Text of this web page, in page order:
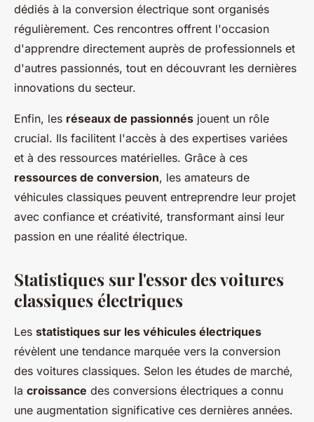
dédiés à la conversion électrique sont organisés
régulièrement. Ces rencontres offrent l'occasion
d'apprendre directement auprès de professionnels et
d'autres passionnés, tout en découvrant les dernières
innovations du secteur.
Enfin, les réseaux de passionnés jouent un rôle
crucial. Ils facilitent l'accès à des expertises variées
et à des ressources matérielles. Grâce à ces
ressources de conversion, les amateurs de
véhicules classiques peuvent entreprendre leur projet
avec confiance et créativité, transformant ainsi leur
passion en une réalité électrique.
Statistiques sur l'essor des voitures
classiques électriques
Les statistiques sur les véhicules électriques
révèlent une tendance marquée vers la conversion
des voitures classiques. Selon les études de marché,
la croissance des conversions électriques a connu
une augmentation significative ces dernières années.